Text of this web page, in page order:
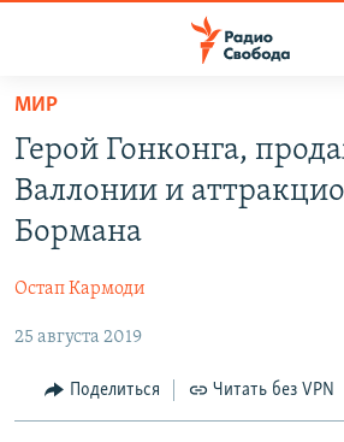
упрощенного
доступа
Вернуться
основному
Вернутся
навигации
Вернутся
ПОДКАСТЫ
АВТОРСКИЕ ПРОЕКТЫ
МНЕНИЯ
КУЛЬТУРА
IDEL.РЕАЛИИ
МИР
Герой Гонконга,
Валлонии и
Бормана
Остап Кармоди
25 августа 2019
Поделиться Читать без VPN